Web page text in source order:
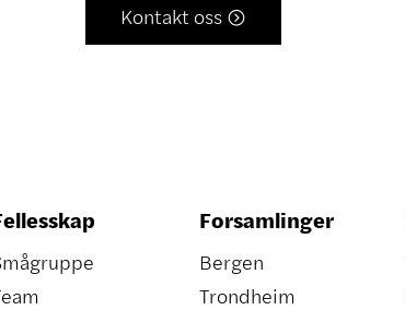
Kontakt oss 
Forsamlinger
Bergen
Trondheim